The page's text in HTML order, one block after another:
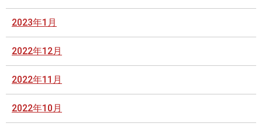
2023年1月
2022年12月
2022年11月
2022年10月